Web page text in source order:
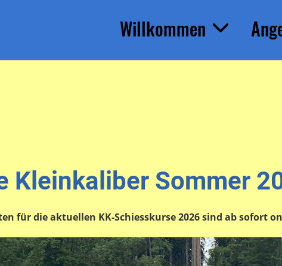
Willkommen
Kleinkaliber Sommer
für die aktuellen KK-Schiesskurse 2026 sind ab sofort